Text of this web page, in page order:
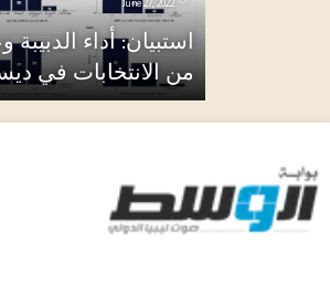
استبيان: أداء الدبيبة وعقيلة
من الانتخابات في ديسمبر (2021)